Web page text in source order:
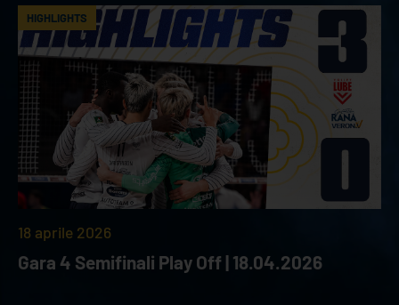
HIGHLIGHTS
18 aprile 2026
Gara 4 Semifinali Play Off | 18.04.2026